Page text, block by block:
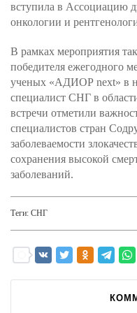
вступила в Ассоциацию
онкологии и
В рамках мероприятия
победителя ежегодного
ученых «АДИОР next» в
специалист СНГ в
встречи отметили
специалистов стран
заболеваемости
сохранения высокой
заболеваний.
Теги: СНГ